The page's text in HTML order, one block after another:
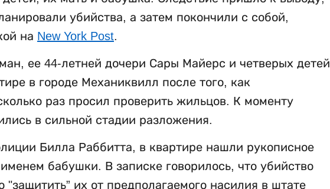
убийства, а затем покончили с собой,
на New York Post.
ее 44-летней дочери Сары Майерс и четверых детей
в городе Механиквилл после того, как
раз просил проверить жильцов. К моменту
в сильной стадии разложения.
Билла Раббитта, в квартире нашли рукописное
бабушки. В записке говорилось, что убийство
их от предполагаемого насилия в штате